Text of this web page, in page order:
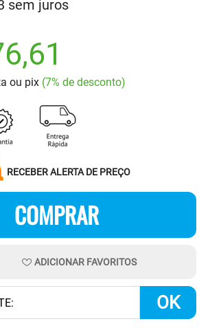
sem juros
ou pix (7% de desconto)
RECEBER ALERTA DE PREÇO
COMPRAR
ADICIONAR FAVORITOS
OK